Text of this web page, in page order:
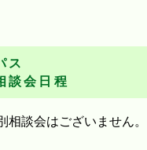
ス
談会日程
談会はございません。